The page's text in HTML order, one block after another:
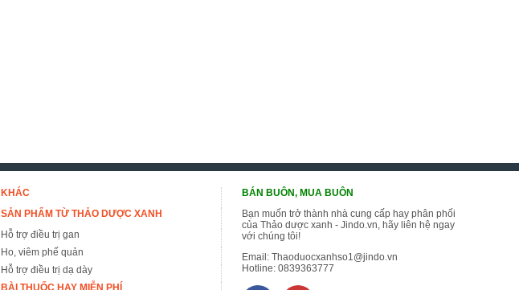
KHÁC
SẢN PHẨM TỪ THẢO DƯỢC XANH
Hỗ trợ điều trị gan
Ho, viêm phế quản
Hỗ trợ điều trị dạ dày
BÀI THUỐC HAY MIỄN PHÍ
BÁN BUÔN, MUA BUÔN
Bạn muốn trở thành nhà cung cấp hay phân phối
của Thảo dược xanh - Jindo.vn, hãy liên hệ ngay
với chúng tôi!
Email:Thaoduocxanhso1@jindo.vn
Hotline:0839363777